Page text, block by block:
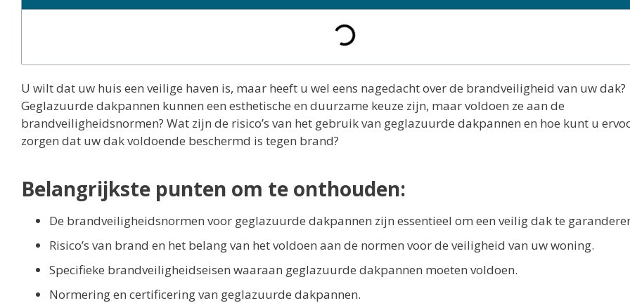
U wilt dat uw huis een veilige haven is, maar heeft u wel eens nagedacht over de brandveiligheid van uw dak?
Geglazuurde dakpannen kunnen een esthetische en duurzame keuze zijn, maar voldoen ze aan de
brandveiligheidsnormen? Wat zijn de risico’s van het gebruik van geglazuurde dakpannen en hoe kunt u
zorgen dat uw dak voldoende beschermd is tegen brand?
Belangrijkste punten om te onthouden:
De brandveiligheidsnormen voor geglazuurde dakpannen zijn essentieel om een veilig dak te
Risico’s van brand en het belang van het voldoen aan de normen voor de veiligheid van uw woning.
Specifieke brandveiligheidseisen waaraan geglazuurde dakpannen moeten voldoen.
Normering en certificering van geglazuurde dakpannen.